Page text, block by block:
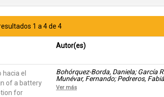
1 a 4 de 4
Autor(es)
el
of a battery
for
Bohórquez-Borda, Daniela; García
Munévar, Fernando; Pedreros,
Gómez Villarraga, Daniela; Azuad,
Amortegüi, Juan Pablo
Ver más